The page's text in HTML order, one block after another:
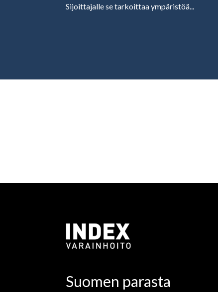
Sijoittajalle se tarkoittaa ympäristöä...
Suomen parasta